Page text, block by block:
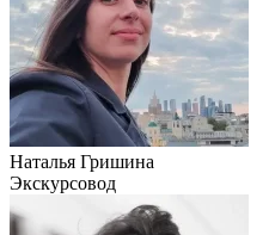
Наталья Гришина
Экскурсовод